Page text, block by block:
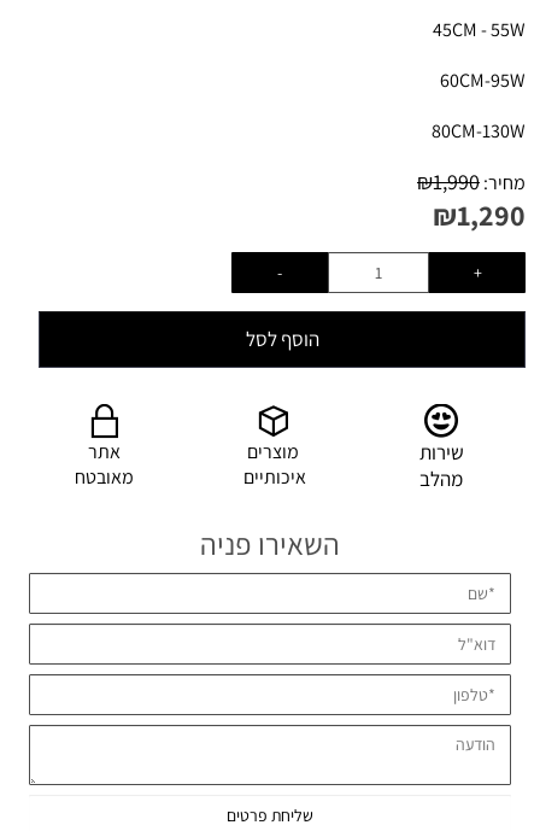
45CM - 55W
60CM-95W
80CM-130W
מחיר: ₪1,990
₪1,290
הוסף לסל
שירות
מהלב
מוצרים
איכותיים
אתר
מאובטח
השאירו פניה